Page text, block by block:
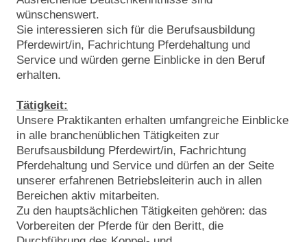
wünschenswert.
Sie interessieren sich für die Berufsausbildung
Pferdewirt/in, Fachrichtung Pferdehaltung und
Service und würden gerne Einblicke in den Beruf
erhalten.
Tätigkeit:
Unsere Praktikanten erhalten umfangreiche Einblicke
in alle branchenüblichen Tätigkeiten zur
Berufsausbildung Pferdewirt/in, Fachrichtung
Pferdehaltung und Service und dürfen an der Seite
unserer erfahrenen Betriebsleiterin auch in allen
Bereichen aktiv mitarbeiten.
Zu den hauptsächlichen Tätigkeiten gehören: das
Vorbereiten der Pferde für den Beritt, die